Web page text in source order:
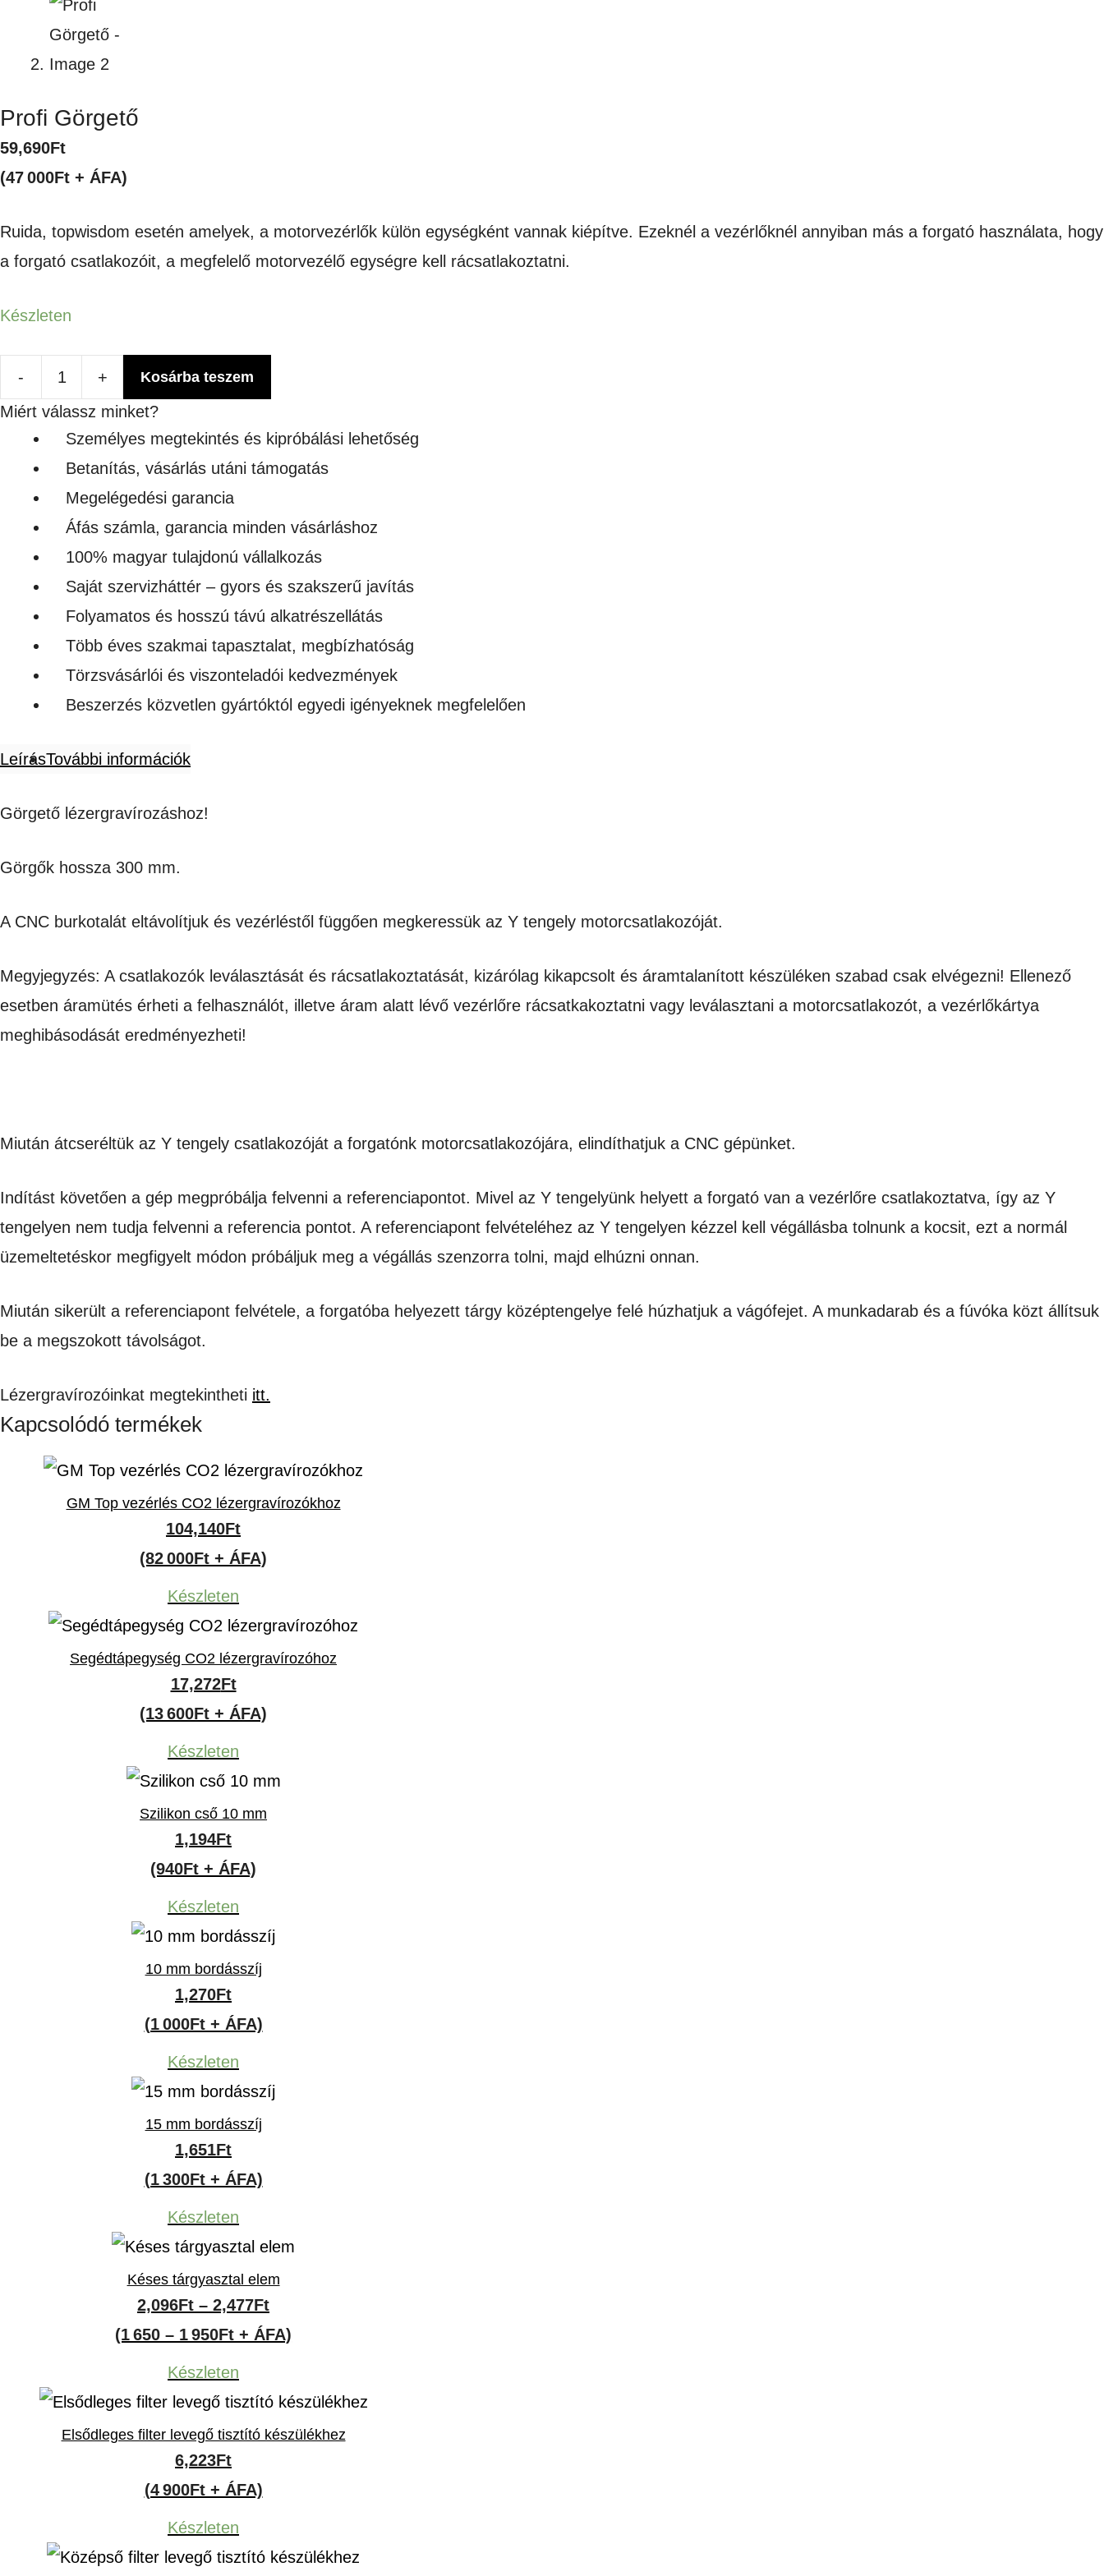
Profi Görgető
59,690Ft
(47 000Ft + ÁFA)
Ruida, topwisdom esetén amelyek, a motorvezérlők külön egységként vannak kiépítve. Ezeknél a vezérlőknél annyiban más a forgató használata, hogy
a forgató csatlakozóit, a megfelelő motorvezélő egységre kell rácsatlakoztatni.
Készleten
-
Görgető
mennyiség
+ Kosárba teszem
Miért válassz minket?
Személyes megtekintés és kipróbálási lehetőség
Betanítás, vásárlás utáni támogatás
Megelégedési garancia
Áfás számla, garancia minden vásárláshoz
100% magyar tulajdonú vállalkozás
Saját szervizháttér – gyors és szakszerű javítás
Folyamatos és hosszú távú alkatrészellátás
Több éves szakmai tapasztalat, megbízhatóság
Törzsvásárlói és viszonteladói kedvezmények
Beszerzés közvetlen gyártóktól egyedi igényeknek megfelelően
LeírásTovábbi információk
Görgető lézergravírozáshoz!
Görgők hossza 300 mm.
A CNC burkotalát eltávolítjuk és vezérléstől függően megkeressük az Y tengely motorcsatlakozóját.
Megyjegyzés: A csatlakozók leválasztását és rácsatlakoztatását, kizárólag kikapcsolt és áramtalanított készüléken szabad csak elvégezni! Ellenező
esetben áramütés érheti a felhasználót, illetve áram alatt lévő vezérlőre rácsatkakoztatni vagy leválasztani a motorcsatlakozót, a vezérlőkártya
meghibásodását eredményezheti!
Miután átcseréltük az Y tengely csatlakozóját a forgatónk motorcsatlakozójára, elindíthatjuk a CNC gépünket.
Indítást követően a gép megpróbálja felvenni a referenciapontot. Mivel az Y tengelyünk helyett a forgató van a vezérlőre csatlakoztatva, így az Y
tengelyen nem tudja felvenni a referencia pontot. A referenciapont felvételéhez az Y tengelyen kézzel kell végállásba tolnunk a kocsit, ezt a normál
üzemeltetéskor megfigyelt módon próbáljuk meg a végállás szenzorra tolni, majd elhúzni onnan.
Miután sikerült a referenciapont felvétele, a forgatóba helyezett tárgy középtengelye felé húzhatjuk a vágófejet. A munkadarab és a fúvóka közt állítsuk
be a megszokott távolságot.
Lézergravírozóinkat megtekintheti itt.
Kapcsolódó termékek
GM Top vezérlés CO2 lézergravírozókhoz
104,140Ft
(82 000Ft + ÁFA)
Készleten
Segédtápegység CO2 lézergravírozóhoz
17,272Ft
(13 600Ft + ÁFA)
Készleten
Szilikon cső 10 mm
1,194Ft
(940Ft + ÁFA)
Készleten
10 mm bordásszíj
1,270Ft
(1 000Ft + ÁFA)
Készleten
15 mm bordásszíj
1,651Ft
(1 300Ft + ÁFA)
Készleten
Késes tárgyasztal elem
2,096Ft – 2,477FtÁrtartomány:
2,096Ft
2,477Ft
(1 650 – 1 950Ft + ÁFA)
Készleten
Elsődleges filter levegő tisztító készülékhez
6,223Ft
(4 900Ft + ÁFA)
Készleten